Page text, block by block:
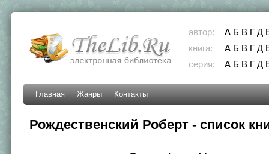
автор: А Б В Г Д
книга:
А Б В Г Д
серия:
А Б В Г Д
Главная Жанры Контакты
Рождественский Роберт - список